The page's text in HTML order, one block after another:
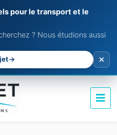
pour le transport et le
? Nous étudions aussi